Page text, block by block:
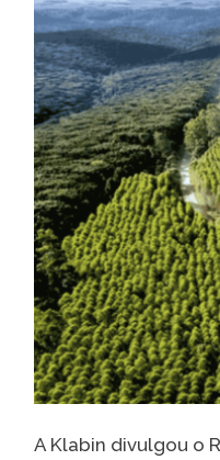
A Klabin divulgou o